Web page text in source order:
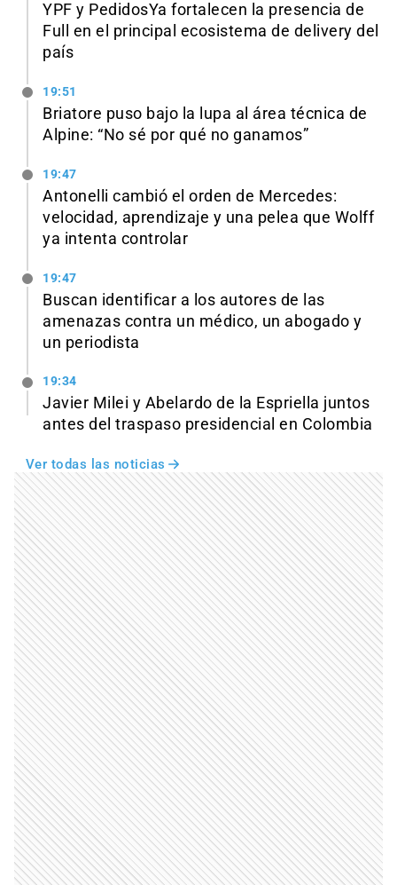
YPF y PedidosYa fortalecen la presencia de
Full en el principal ecosistema de delivery del
país
19:51
Briatore puso bajo la lupa al área técnica de
Alpine: “No sé por qué no ganamos”
19:47
Antonelli cambió el orden de Mercedes:
velocidad, aprendizaje y una pelea que Wolff
ya intenta controlar
19:47
Buscan identificar a los autores de las
amenazas contra un médico, un abogado y
un periodista
19:34
Javier Milei y Abelardo de la Espriella juntos
antes del traspaso presidencial en Colombia
Ver todas las noticias